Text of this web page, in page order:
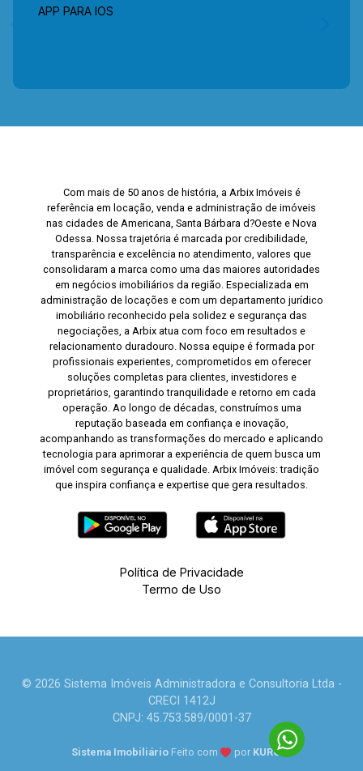
APP PARA IOS
Com mais de 50 anos de história, a Arbix Imóveis é
referência em locação, venda e administração de imóveis
nas cidades de Americana, Santa Bárbara d?Oeste e Nova
Odessa. Nossa trajetória é marcada por credibilidade,
transparência e excelência no atendimento, valores que
consolidaram a marca como uma das maiores autoridades
em negócios imobiliários da região. Especializada em
administração de locações e com um departamento jurídico
imobiliário reconhecido pela solidez e segurança das
negociações, a Arbix atua com foco em resultados e
relacionamento duradouro. Nossa equipe é formada por
profissionais experientes, comprometidos em oferecer
soluções completas para clientes, investidores e
proprietários, garantindo tranquilidade e retorno em cada
operação. Ao longo de décadas, construímos uma
reputação baseada em confiança e inovação,
acompanhando as transformações do mercado e aplicando
tecnologia para aprimorar a experiência de quem busca um
imóvel com segurança e qualidade. Arbix Imóveis: tradição
que inspira confiança e expertise que gera resultados.
Política de Privacidade
Termo de Uso
© 2026 Sistema Imóveis Administradora e Consultoria Ltda -
CRECI 1412J
CNPJ: 45.753.589/0001-37
Sistema Imobiliário Feito com por KUROLE